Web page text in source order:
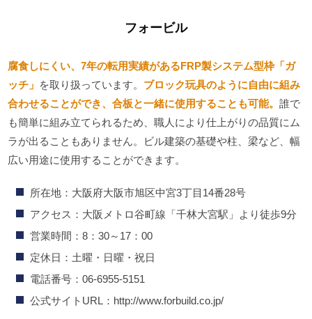
フォービル
腐食しにくい、7年の転用実績があるFRP製システム型枠「ガ
ッチ」 を取り扱っています。 ブロック玩具のように自由に組み
合わせることができ、合板と一緒に使用することも可能。誰で
も簡単に組み立てられるため、職人により仕上がりの品質にム
ラが出ることもありません。ビル建築の基礎や柱、梁など、幅
広い用途に使用することができます。
所在地：大阪府大阪市旭区中宮3丁目14番28号
アクセス：大阪メトロ谷町線「千林大宮駅」より徒歩9分
営業時間：8：30～17：00
定休日：土曜・日曜・祝日
電話番号：06-6955-5151
公式サイトURL：http://www.forbuild.co.jp/